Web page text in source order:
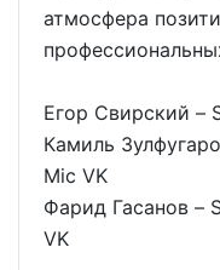
атмосфера
Егор Свирский –
Камиль
Mic VK
Фарид Гасанов –
VK